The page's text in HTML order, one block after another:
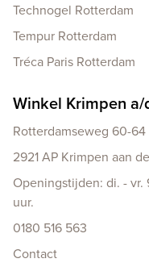
Technogel Rotterdam
Tempur Rotterdam
Tréca Paris Rotterdam
Winkel Krimpen a/
Rotterdamseweg 60-64
2921 AP Krimpen aan
Openingstijden: di. - vr.
uur.
0180 516 563
Contact